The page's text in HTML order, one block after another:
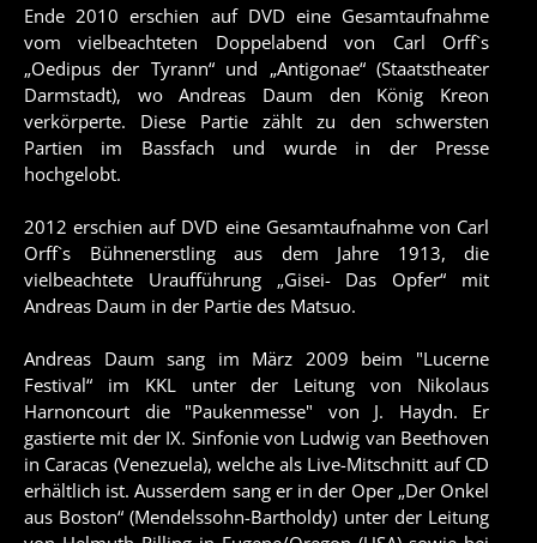
Ende 2010 erschien auf DVD eine Gesamtaufnahme
vom vielbeachteten Doppelabend von Carl Orff`s
„Oedipus der Tyrann“ und „Antigonae“ (Staatstheater
Darmstadt), wo Andreas Daum den König Kreon
verkörperte. Diese Partie zählt zu den schwersten
Partien im Bassfach und wurde in der Presse
hochgelobt.
2012 erschien auf DVD eine Gesamtaufnahme von Carl
Orff`s Bühnenerstling aus dem Jahre 1913, die
vielbeachtete Uraufführung „Gisei- Das Opfer“ mit
Andreas Daum in der Partie des Matsuo.
Andreas Daum sang im März 2009 beim "Lucerne
Festival“ im KKL unter der Leitung von Nikolaus
Harnoncourt die "Paukenmesse" von J. Haydn. Er
gastierte mit der IX. Sinfonie von Ludwig van Beethoven
in Caracas (Venezuela), welche als Live-Mitschnitt auf CD
erhältlich ist. Ausserdem sang er in der Oper „Der Onkel
aus Boston“ (Mendelssohn-Bartholdy) unter der Leitung